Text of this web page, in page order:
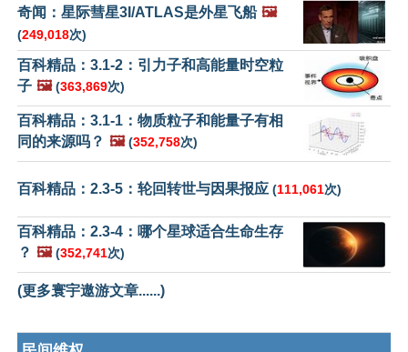
奇闻：星际彗星3I/ATLAS是外星飞船 🖼️
(249,018次)
百科精品：3.1-2：引力子和高能量时空粒
子 🖼️ (363,869次)
百科精品：3.1-1：物质粒子和能量子有相
同的来源吗？ 🖼️ (352,758次)
百科精品：2.3-5：轮回转世与因果报应 (111,061次)
百科精品：2.3-4：哪个星球适合生命生存
？ 🖼️ (352,741次)
(更多寰宇遨游文章......)